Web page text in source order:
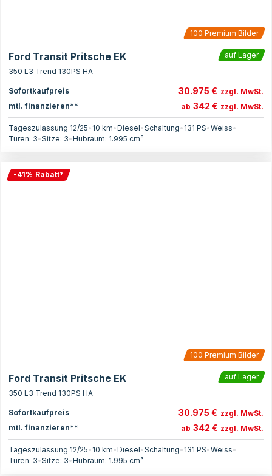
100 Premium Bilder
Ford Transit Pritsche EK
auf Lager
350 L3 Trend 130PS HA
Sofortkaufpreis 30.975 € zzgl. MwSt.
mtl. finanzieren**
ab 342 € zzgl. MwSt.
Tageszulassung 12/25• 10 km•Diesel•Schaltung• 131 PS•Weiss•
Türen: 3•Sitze: 3•Hubraum: 1.995 cm³
-41% Rabatt*
100 Premium Bilder
Ford Transit Pritsche EK
auf Lager
350 L3 Trend 130PS HA
Sofortkaufpreis 30.975 € zzgl. MwSt.
mtl. finanzieren**
ab 342 € zzgl. MwSt.
Tageszulassung 12/25• 10 km•Diesel•Schaltung• 131 PS•Weiss•
Türen: 3•Sitze: 3•Hubraum: 1.995 cm³